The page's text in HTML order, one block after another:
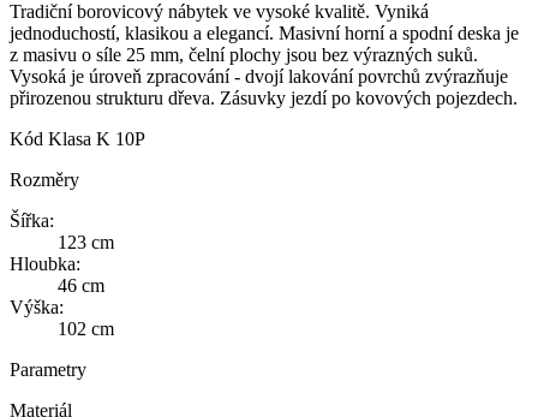
Tradiční borovicový nábytek ve vysoké kvalitě. Vyniká
jednoduchostí, klasikou a elegancí. Masivní horní a spodní deska je
z masivu o síle 25 mm, čelní plochy jsou bez výrazných suků.
Vysoká je úroveň zpracování - dvojí lakování povrchů zvýrazňuje
přirozenou strukturu dřeva. Zásuvky jezdí po kovových pojezdech.
Kód Klasa K 10P
Rozměry
Šířka:
123 cm
Hloubka:
46 cm
Výška:
102 cm
Parametry
Materiál